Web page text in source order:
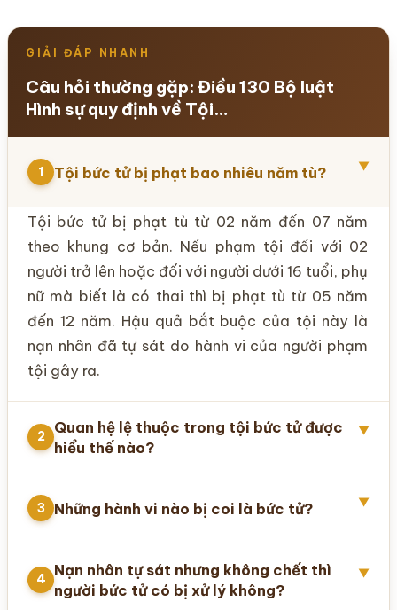
GIẢI ĐÁP NHANH
Câu hỏi thường gặp: Điều 130 Bộ luật
Hình sự quy định về Tội…
1 Tội bức tử bị phạt bao nhiêu năm tù? ▼
Tội bức tử bị phạt tù từ 02 năm đến 07 năm
theo khung cơ bản. Nếu phạm tội đối với 02
người trở lên hoặc đối với người dưới 16 tuổi, phụ
nữ mà biết là có thai thì bị phạt tù từ 05 năm
đến 12 năm. Hậu quả bắt buộc của tội này là
nạn nhân đã tự sát do hành vi của người phạm
tội gây ra.
2
Quan hệ lệ thuộc trong tội bức tử được
hiểu thế nào?
▼
3 Những hành vi nào bị coi là bức tử? ▼
4
Nạn nhân tự sát nhưng không chết thì
người bức tử có bị xử lý không?
▼